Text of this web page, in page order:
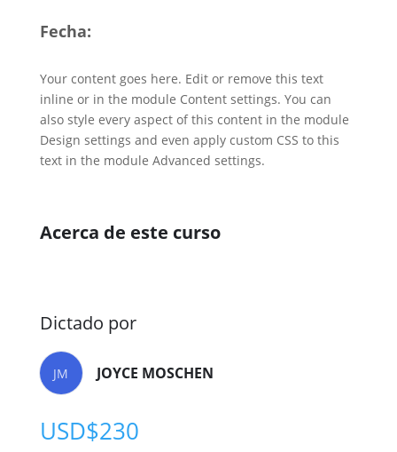
Fecha:
Your content goes here. Edit or remove this text
inline or in the module Content settings. You can
also style every aspect of this content in the module
Design settings and even apply custom CSS to this
text in the module Advanced settings.
Acerca de este curso
Dictado por
JM JOYCE MOSCHEN
USD$230